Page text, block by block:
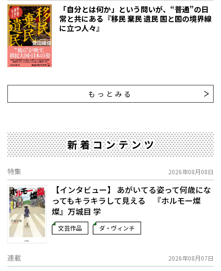
「自分とは何か」という問いが、“普通”の日
常と共にある『移民 棄民 遺民 国と国の境界線
に立つ人々』
もっとみる
新着コンテンツ
特集 2026年08月08日
【インタビュー】 あがいてる姿って何歳にな
ってもキラキラして見える 『ホルモー燦
燦』万城目 学
文芸作品 ダ・ヴィンチ
連載 2026年08月07日